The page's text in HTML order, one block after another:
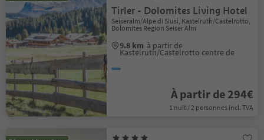
Tirler - Dolomites Living Hotel
Seiseralm/Alpe di Siusi, Kastelruth/Castelrotto,
Dolomites Region Seiser Alm
9.8 km à partir de
Kastelruth/Castelrotto centre de
À partir de 294€
1 nuit / 2 personnes incl. TVA